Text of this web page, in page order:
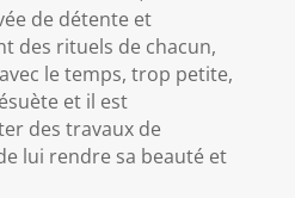
de détente et
des rituels de chacun,
le temps, trop petite,
et il est
des travaux de
lui rendre sa beauté et